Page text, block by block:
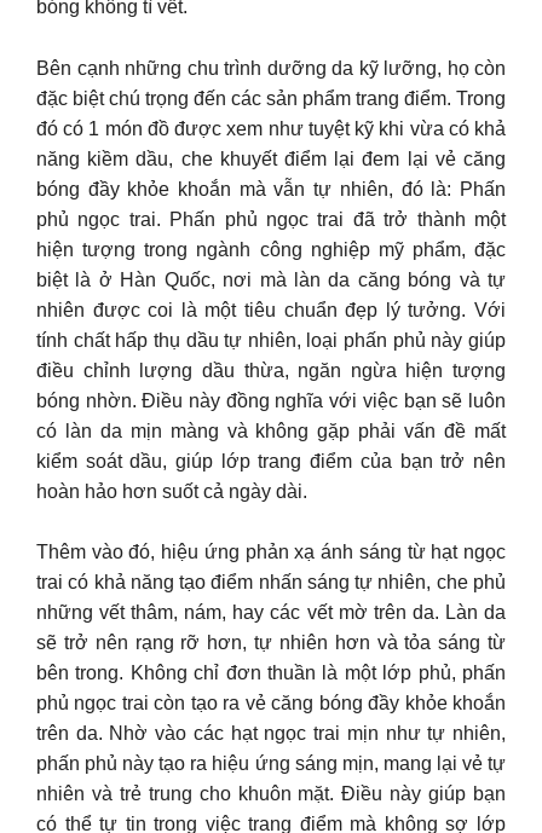
bóng không tì vết.
Bên cạnh những chu trình dưỡng da kỹ lưỡng, họ còn
đặc biệt chú trọng đến các sản phẩm trang điểm. Trong
đó có 1 món đồ được xem như tuyệt kỹ khi vừa có khả
năng kiềm dầu, che khuyết điểm lại đem lại vẻ căng
bóng đầy khỏe khoắn mà vẫn tự nhiên, đó là: Phấn
phủ ngọc trai. Phấn phủ ngọc trai đã trở thành một
hiện tượng trong ngành công nghiệp mỹ phẩm, đặc
biệt là ở Hàn Quốc, nơi mà làn da căng bóng và tự
nhiên được coi là một tiêu chuẩn đẹp lý tưởng. Với
tính chất hấp thụ dầu tự nhiên, loại phấn phủ này giúp
điều chỉnh lượng dầu thừa, ngăn ngừa hiện tượng
bóng nhờn. Điều này đồng nghĩa với việc bạn sẽ luôn
có làn da mịn màng và không gặp phải vấn đề mất
kiểm soát dầu, giúp lớp trang điểm của bạn trở nên
hoàn hảo hơn suốt cả ngày dài.
Thêm vào đó, hiệu ứng phản xạ ánh sáng từ hạt ngọc
trai có khả năng tạo điểm nhấn sáng tự nhiên, che phủ
những vết thâm, nám, hay các vết mờ trên da. Làn da
sẽ trở nên rạng rỡ hơn, tự nhiên hơn và tỏa sáng từ
bên trong. Không chỉ đơn thuần là một lớp phủ, phấn
phủ ngọc trai còn tạo ra vẻ căng bóng đầy khỏe khoắn
trên da. Nhờ vào các hạt ngọc trai mịn như tự nhiên,
phấn phủ này tạo ra hiệu ứng sáng mịn, mang lại vẻ tự
nhiên và trẻ trung cho khuôn mặt. Điều này giúp bạn
có thể tự tin trong việc trang điểm mà không sợ lớp